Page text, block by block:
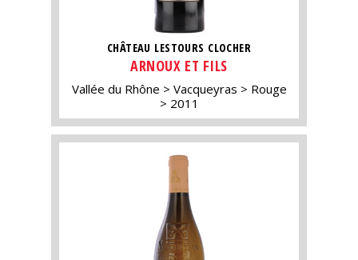
CHÂTEAU LESTOURS CLOCHER
ARNOUX ET FILS
Vallée du Rhône Vacqueyras
Rouge
2011